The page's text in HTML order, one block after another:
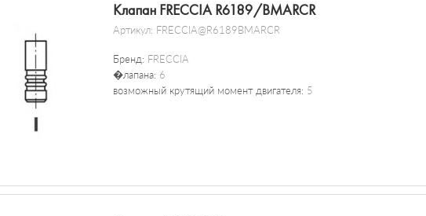
Клапан FRECCIA R6189/BMARCR
Артикул: FRECCIA@R6189BMARCR
Бренд: FRECCIA
�лапана: 6
возможный крутящий момент двигателя: 5